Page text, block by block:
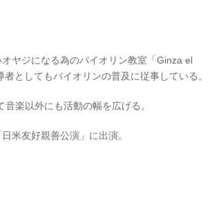
ヤジになる為のバイオリン教室「Ginza el
としてもバイオリンの普及に従事している。
楽以外にも活動の幅を広げる。
米友好親善公演」に出演。